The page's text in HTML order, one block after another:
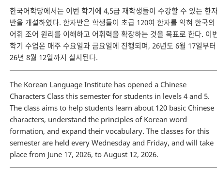
한국어학당에서는 이번 학기에 4,5급 재학생들이 수강할 수 있는 한
반을 개설하였다. 한자반은 학생들이 초급 120여 한자를 익혀 한국의
어휘 조어 원리를 이해하고 어휘력을 확장하는 것을 목표로 한다. 이
학기 수업은 매주 수요일과 금요일에 진행되며, 26년도 6월 17일부터
26년 8월 12일까지 실시된다.
The Korean Language Institute has opened a Chinese
Characters Class this semester for students in levels 4 and 5.
The class aims to help students learn about 120 basic Chinese
characters, understand the principles of Korean word
formation, and expand their vocabulary. The classes for this
semester are held every Wednesday and Friday, and will take
place from June 17, 2026, to August 12, 2026.